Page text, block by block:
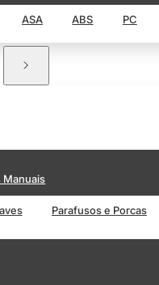
ASA ABS PC
Manuais
Parafusos e Porcas